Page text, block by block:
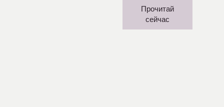
Прочитай
сейчас